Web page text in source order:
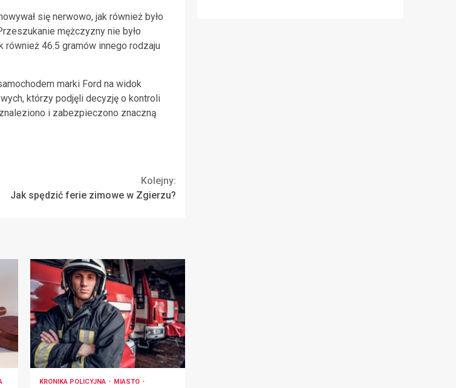
się nerwowo, jak również było
mężczyzny nie było
również 46.5 gramów innego rodzaju
marki Ford na widok
którzy podjęli decyzję o kontroli
i zabezpieczono znaczną
Kolejny:
Jak spędzić ferie zimowe w Zgierzu?
KRONIKA POLICYJNA
MIASTO